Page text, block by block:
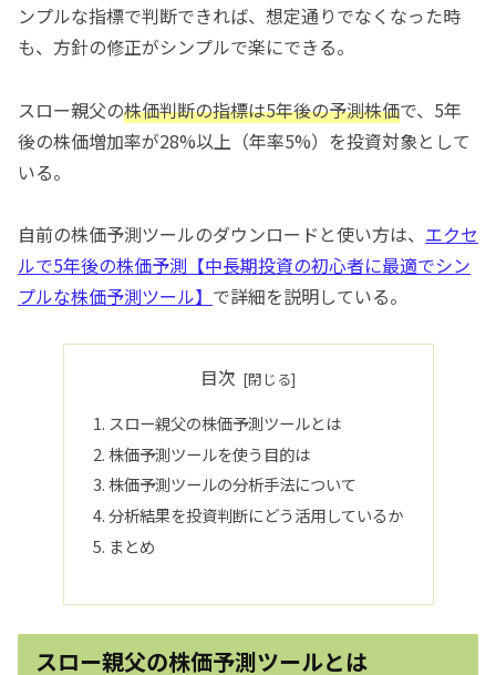
ンプルな指標で判断できれば、想定通りでなくなった時
も、方針の修正がシンプルで楽にできる。
スロー親父の株価判断の指標は5年後の予測株価で、5年
後の株価増加率が28%以上（年率5%）を投資対象として
いる。
自前の株価予測ツールのダウンロードと使い方は、 エクセ
ルで5年後の株価予測【中長期投資の初心者に最適でシン
プルな株価予測ツール】 で詳細を説明している。
目次
スロー親父の株価予測ツールとは
株価予測ツールを使う目的は
株価予測ツールの分析手法について
分析結果を投資判断にどう活用しているか
まとめ
スロー親父の株価予測ツールとは